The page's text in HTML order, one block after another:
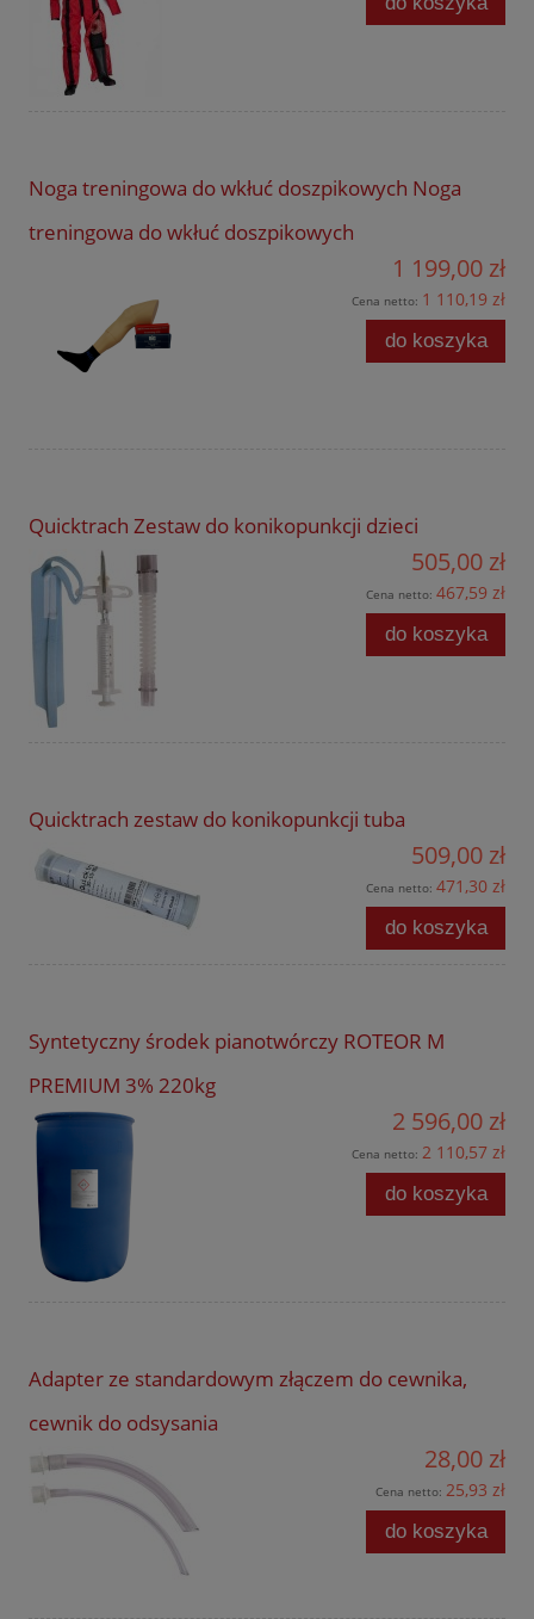
Noga treningowa do wkłuć doszpikowych Noga
treningowa do wkłuć doszpikowych
1 199,00 zł
Cena netto: 1 110,19 zł
do koszyka
Quicktrach Zestaw do konikopunkcji dzieci
505,00 zł
Cena netto: 467,59 zł
do koszyka
Quicktrach zestaw do konikopunkcji tuba
509,00 zł
Cena netto: 471,30 zł
do koszyka
Syntetyczny środek pianotwórczy ROTEOR M
PREMIUM 3% 220kg
2 596,00 zł
Cena netto: 2 110,57 zł
do koszyka
Adapter ze standardowym złączem do cewnika,
cewnik do odsysania
28,00 zł
Cena netto: 25,93 zł
do koszyka